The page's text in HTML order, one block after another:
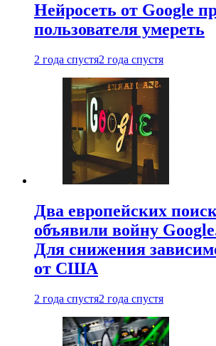
Нейросеть от Google
пользователя умереть
2 года спустя2 года спустя
Два европейских
объявили войну
Для снижения
от США
2 года спустя2 года спустя